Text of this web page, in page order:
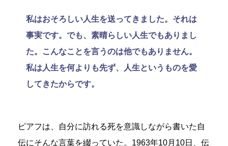
私はおそろしい人生を送ってきました。それは
事実です。でも、素晴らしい人生でもありまし
た。こんなことを言うのは他でもありません。
私は人生を何よりも先ず、人生というものを愛
してきたからです。
ピアフは、自分に訪れる死を意識しながら書いた自
伝にそんな言葉を綴っていた。1963年10月10日、伝